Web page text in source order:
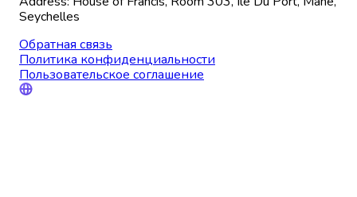
Seychelles
Обратная связь
Политика конфиденциальности
Пользовательское соглашение